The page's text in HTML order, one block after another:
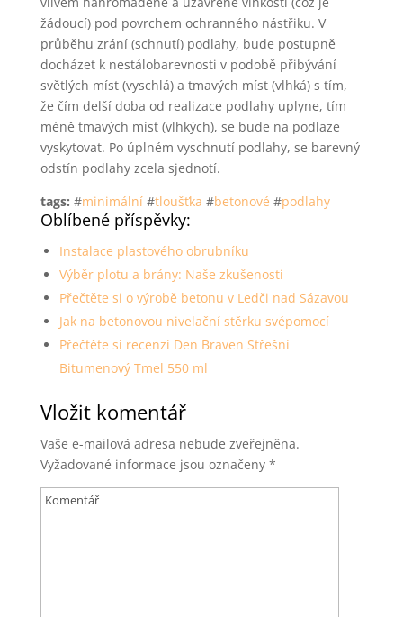
žádoucí) pod povrchem ochranného nástřiku. V
průběhu zrání (schnutí) podlahy, bude postupně
docházet k nestálobarevnosti v podobě přibývání
světlých míst (vyschlá) a tmavých míst (vlhká) s tím,
že čím delší doba od realizace podlahy uplyne, tím
méně tmavých míst (vlhkých), se bude na podlaze
vyskytovat. Po úplném vyschnutí podlahy, se barevný
odstín podlahy zcela sjednotí.
tags: #minimální#tloušťka #betonové #podlahy
Oblíbené příspěvky:
Instalace plastového obrubníku
Výběr plotu a brány: Naše zkušenosti
Přečtěte si o výrobě betonu v Ledči nad Sázavou
Jak na betonovou nivelační stěrku svépomocí
Přečtěte si recenzi Den Braven Střešní
Bitumenový Tmel 550 ml
Vložit komentář
Vaše e-mailová adresa nebude zveřejněna.
Vyžadované informace jsou označeny *